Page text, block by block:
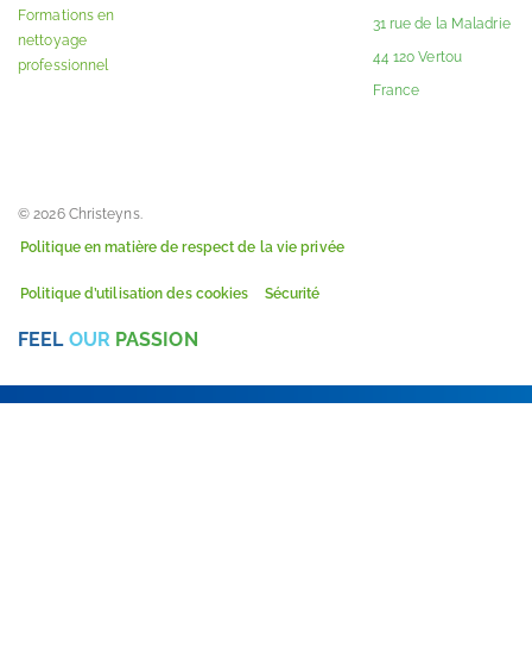
Formations en
nettoyage
professionnel
31 rue de la Maladrie
44 120 Vertou
France
© 2026 Christeyns.
Politique en matière de respect de la vie privée
Politique d’utilisation des cookies Sécurité
FEEL OUR PASSION